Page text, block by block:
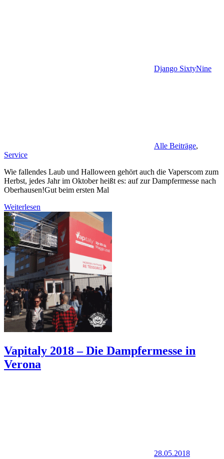
Django SixtyNine
Alle Beiträge,
Service
Wie fallendes Laub und Halloween gehört auch die Vaperscom zum
Herbst, jedes Jahr im Oktober heißt es: auf zur Dampfermesse nach
Oberhausen!Gut beim ersten Mal
Weiterlesen
Vapitaly 2018 – Die Dampfermesse in
Verona
28.05.2018